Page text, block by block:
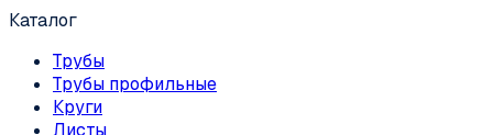
Каталог
Трубы
Трубы профильные
Круги
Листы